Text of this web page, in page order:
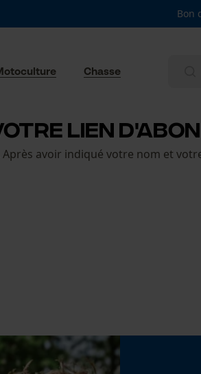
Bon
Chasse
LIEN
avoir indiqué votre nom et